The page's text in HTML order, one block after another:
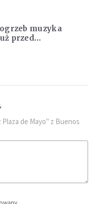
muzyka
przed
Powodem była
de Mayo" z Buenos